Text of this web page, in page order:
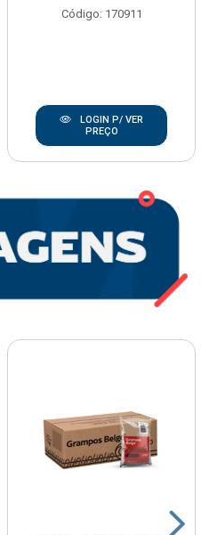
Código: 170911
LOGIN P/ VER
PREÇO